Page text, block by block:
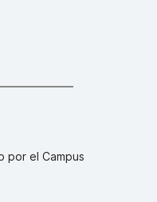
por el Campus